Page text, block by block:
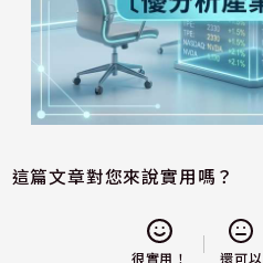
這篇文章對您來說實用嗎？
還可以